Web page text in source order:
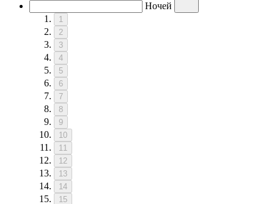
Ночей
1
2
3
4
5
6
7
8
9
10
11
12
13
14
15